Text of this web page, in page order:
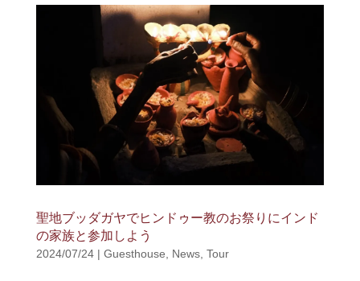
聖地ブッダガヤでヒンドゥー教のお祭りにインド
の家族と参加しよう
2024/07/24| Guesthouse News, Tour